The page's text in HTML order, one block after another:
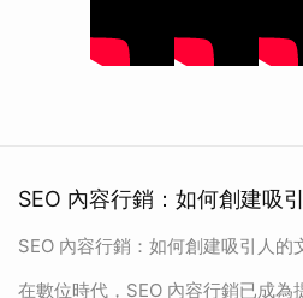
SEO 內容行銷：如何創建吸
SEO 內容行銷：如何創建吸引人的
在數位時代，SEO 內容行銷已成為